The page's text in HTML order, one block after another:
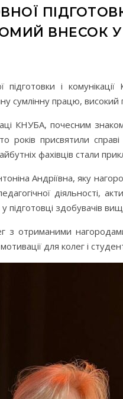
ВНЕСОК
і комунікації
працю, високий
КНУБА, почесним
років присвятили
фахівців стали
Андріївна, яку
діяльності,
підготовці здобувачів
отриманими
для колег і